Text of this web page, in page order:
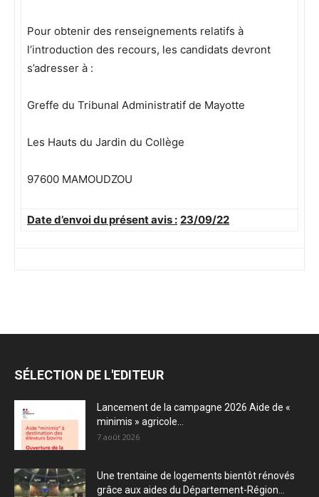
Pour obtenir des renseignements relatifs à
l’introduction des recours, les candidats devront
s’adresser à :
Greffe du Tribunal Administratif de Mayotte
Les Hauts du Jardin du Collège
97600 MAMOUDZOU
Date d’envoi du présent avis : 23/09/22
SÉLECTION DE L'EDITEUR
Lancement de la campagne 2026 Aide de «
minimis » agricole...
7 août 2026
Une trentaine de logements bientôt rénovés
grâce aux aides du Département-Région...